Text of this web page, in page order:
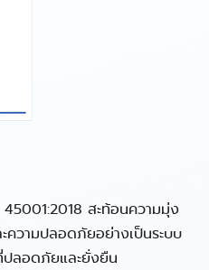
สะท้อนความมุ่ง
ความปลอดภัยอย่างเป็นระบบ
ปลอดภัยและยั่งยืน